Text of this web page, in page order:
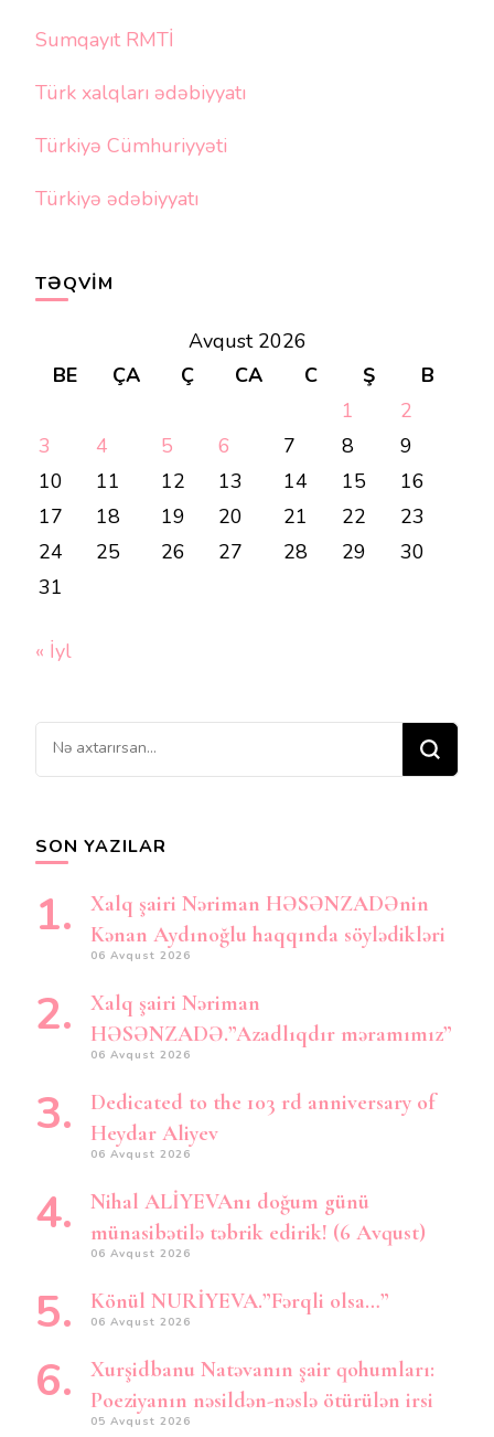
Sumqayıt RMTİ
Türk xalqları ədəbiyyatı
Türkiyə Cümhuriyyəti
Türkiyə ədəbiyyatı
TƏQVIM
Avqust 2026
BE
ÇA Ç CA C Ş
B
1
2
3
4 5 6 7 8
9
10
11 12 13 14 15
16
17
18 19 20 21 22
23
24
25 26 27 28 29
30
31
« İyl
Bir
şey
SON YAZILAR
Xalq şairi Nəriman HƏSƏNZADƏnin
Kənan Aydınoğlu haqqında söylədikləri
06 Avqust 2026
Xalq şairi Nəriman
HƏSƏNZADƏ.”Azadlıqdır məramımız”
06 Avqust 2026
Dedicated to the 103 rd anniversary of
Heydar Aliyev
06 Avqust 2026
Nihal ALİYEVAnı doğum günü
münasibətilə təbrik edirik! (6 Avqust)
06 Avqust 2026
Könül NURİYEVA.”Fərqli olsa…”
06 Avqust 2026
Xurşidbanu Natəvanın şair qohumları:
Poeziyanın nəsildən-nəslə ötürülən irsi
05 Avqust 2026